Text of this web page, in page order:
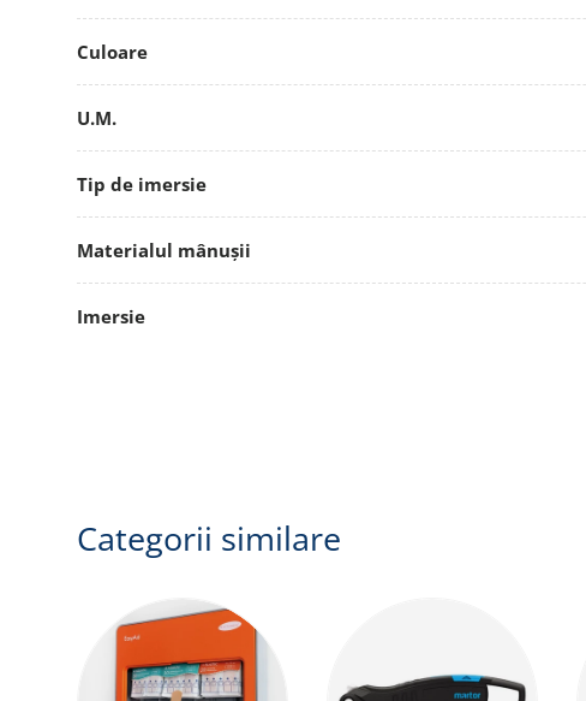
Culoare
U.M.
Tip de imersie
Materialul mânușii
Imersie
Categorii similare